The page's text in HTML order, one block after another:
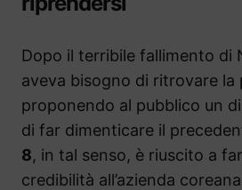
Dopo il terribile fallimento di
aveva bisogno di ritrovare la
proponendo al pubblico un
di far dimenticare il
8, in tal senso, è riuscito a
credibilità all’azienda